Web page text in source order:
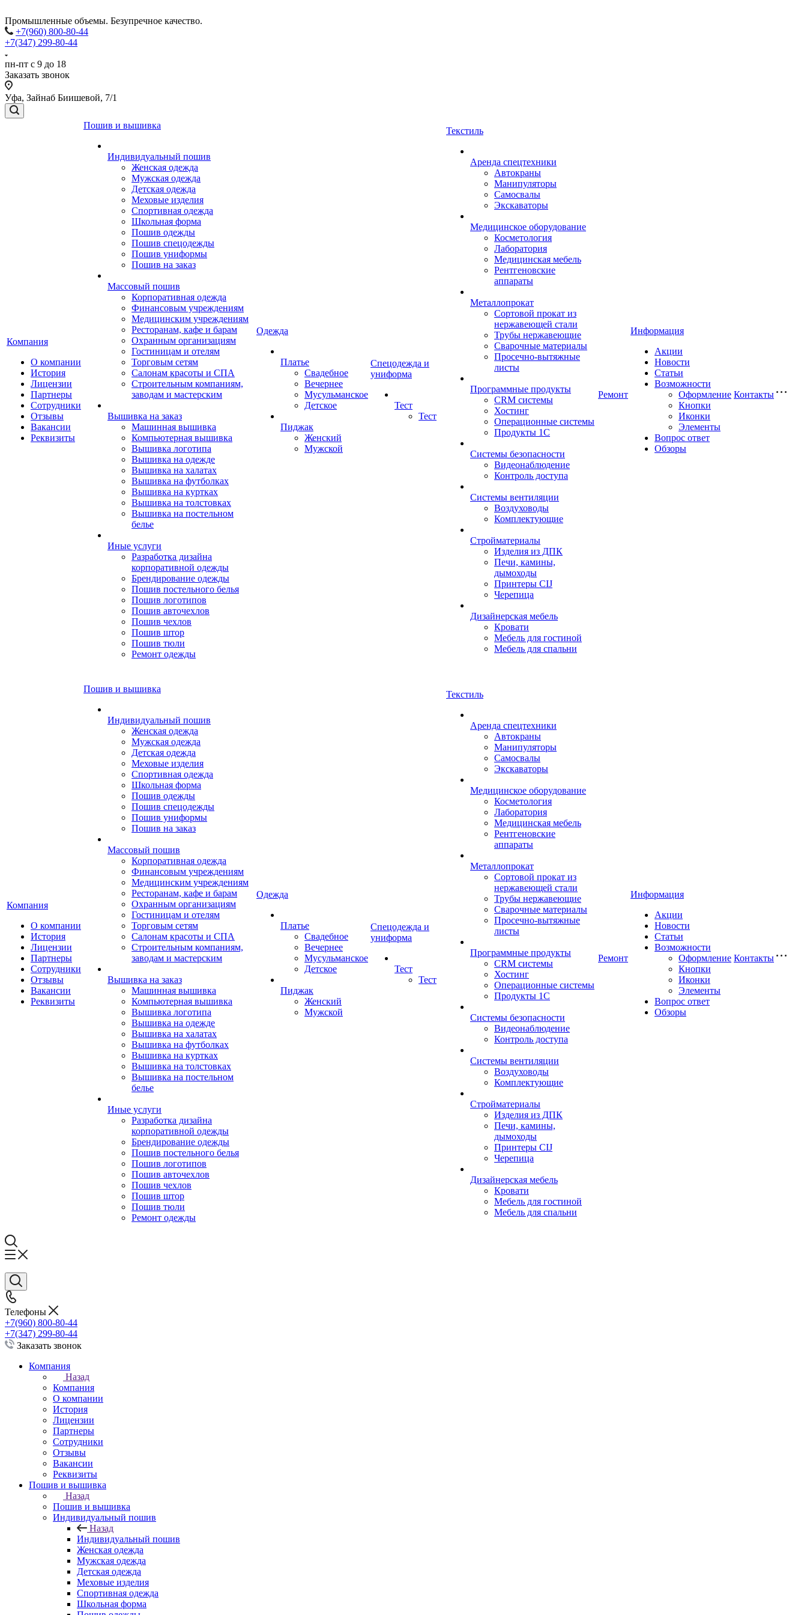
Промышленные объемы. Безупречное качество.
+7(960) 800-80-44
+7(347) 299-80-44
пн-пт с 9 до 18
Заказать звонок
Уфа, Зайнаб Биишевой, 7/1
Компания
О компании
История
Лицензии
Партнеры
Сотрудники
Отзывы
Вакансии
Реквизиты
Пошив и вышивка
Индивидуальный пошив
Женская одежда
Мужская одежда
Детская одежда
Меховые изделия
Спортивная одежда
Школьная форма
Пошив одежды
Пошив спецодежды
Пошив униформы
Пошив на заказ
Массовый пошив
Корпоративная одежда
Финансовым учреждениям
Медицинским учреждениям
Ресторанам, кафе и барам
Охранным организациям
Гостиницам и отелям
Торговым сетям
Салонам красоты и СПА
Строительным компаниям,
заводам и мастерским
Вышивка на заказ
Машинная вышивка
Компьютерная вышивка
Вышивка логотипа
Вышивка на одежде
Вышивка на халатах
Вышивка на футболках
Вышивка на куртках
Вышивка на толстовках
Вышивка на постельном
белье
Иные услуги
Разработка дизайна
корпоративной одежды
Брендирование одежды
Пошив постельного белья
Пошив логотипов
Пошив авточехлов
Пошив чехлов
Пошив штор
Пошив тюли
Ремонт одежды
Одежда
Платье
Свадебное
Вечернее
Мусульманское
Детское
Пиджак
Женский
Мужской
Спецодежда и
униформа
Тест
Тест
Текстиль
Аренда спецтехники
Автокраны
Манипуляторы
Самосвалы
Экскаваторы
Медицинское оборудование
Косметология
Лаборатория
Медицинская мебель
Рентгеновские
аппараты
Металлопрокат
Сортовой прокат из
нержавеющей стали
Трубы нержавеющие
Сварочные материалы
Просечно-вытяжные
листы
Программные продукты
CRM системы
Хостинг
Операционные системы
Продукты 1С
Системы безопасности
Видеонаблюдение
Контроль доступа
Системы вентиляции
Воздуховоды
Комплектующие
Стройматериалы
Изделия из ДПК
Печи, камины,
дымоходы
Принтеры CIJ
Черепица
Дизайнерская мебель
Кровати
Мебель для гостиной
Мебель для спальни
Ремонт
Информация
Акции
Новости
Статьи
Возможности
Оформление
Кнопки
Иконки
Элементы
Вопрос ответ
Обзоры
Контакты
Компания
О компании
История
Лицензии
Партнеры
Сотрудники
Отзывы
Вакансии
Реквизиты
Пошив и вышивка
Индивидуальный пошив
Женская одежда
Мужская одежда
Детская одежда
Меховые изделия
Спортивная одежда
Школьная форма
Пошив одежды
Пошив спецодежды
Пошив униформы
Пошив на заказ
Массовый пошив
Корпоративная одежда
Финансовым учреждениям
Медицинским учреждениям
Ресторанам, кафе и барам
Охранным организациям
Гостиницам и отелям
Торговым сетям
Салонам красоты и СПА
Строительным компаниям,
заводам и мастерским
Вышивка на заказ
Машинная вышивка
Компьютерная вышивка
Вышивка логотипа
Вышивка на одежде
Вышивка на халатах
Вышивка на футболках
Вышивка на куртках
Вышивка на толстовках
Вышивка на постельном
белье
Иные услуги
Разработка дизайна
корпоративной одежды
Брендирование одежды
Пошив постельного белья
Пошив логотипов
Пошив авточехлов
Пошив чехлов
Пошив штор
Пошив тюли
Ремонт одежды
Одежда
Платье
Свадебное
Вечернее
Мусульманское
Детское
Пиджак
Женский
Мужской
Спецодежда и
униформа
Тест
Тест
Текстиль
Аренда спецтехники
Автокраны
Манипуляторы
Самосвалы
Экскаваторы
Медицинское оборудование
Косметология
Лаборатория
Медицинская мебель
Рентгеновские
аппараты
Металлопрокат
Сортовой прокат из
нержавеющей стали
Трубы нержавеющие
Сварочные материалы
Просечно-вытяжные
листы
Программные продукты
CRM системы
Хостинг
Операционные системы
Продукты 1С
Системы безопасности
Видеонаблюдение
Контроль доступа
Системы вентиляции
Воздуховоды
Комплектующие
Стройматериалы
Изделия из ДПК
Печи, камины,
дымоходы
Принтеры CIJ
Черепица
Дизайнерская мебель
Кровати
Мебель для гостиной
Мебель для спальни
Ремонт
Информация
Акции
Новости
Статьи
Возможности
Оформление
Кнопки
Иконки
Элементы
Вопрос ответ
Обзоры
Контакты
Телефоны
+7(960) 800-80-44
+7(347) 299-80-44
Заказать звонок
Компания
Назад
Компания
О компании
История
Лицензии
Партнеры
Сотрудники
Отзывы
Вакансии
Реквизиты
Пошив и вышивка
Назад
Пошив и вышивка
Индивидуальный пошив
Назад
Индивидуальный пошив
Женская одежда
Мужская одежда
Детская одежда
Меховые изделия
Спортивная одежда
Школьная форма